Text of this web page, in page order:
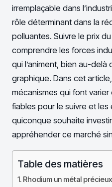
irremplaçable dans
rôle déterminant dans la
polluantes. Suivre le prix
comprendre les forces
qui l’animent, bien au-delà
graphique. Dans cet
mécanismes qui font
fiables pour le suivre et les
quiconque souhaite
appréhender ce marché
Table des matières
Rhodium un métal